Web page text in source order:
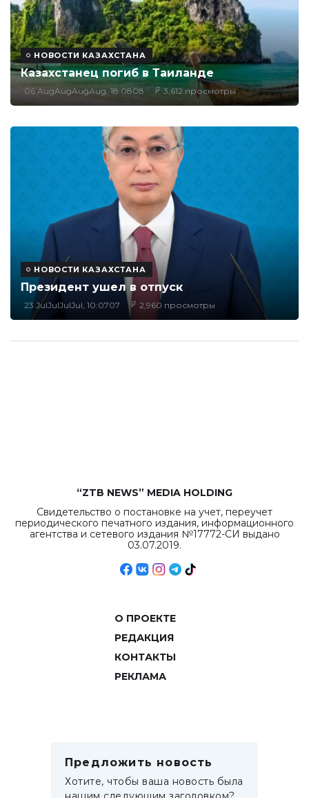
НОВОСТИ КАЗАХСТАНА
Казахстанец погиб в Таиланде
06 AugAugAugAug, 18:0808 3,612 просмотры
НОВОСТИ КАЗАХСТАНА
Президент ушел в отпуск
23 JulJulJulJul, 10:0707 2,960 просмотры
“ZTB NEWS” MEDIA HOLDING
Свидетельство о постановке на учет, переучет
периодического печатного издания, информационного
агентства и сетевого издания №17772-СИ выдано
03.07.2019.
О ПРОЕКТЕ
РЕДАКЦИЯ
КОНТАКТЫ
РЕКЛАМА
Предложить новость
Хотите, чтобы ваша новость была